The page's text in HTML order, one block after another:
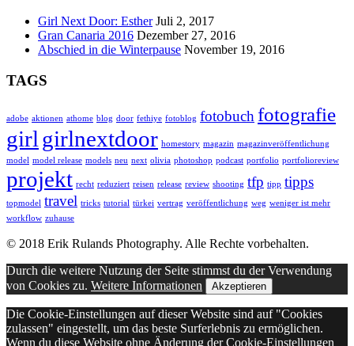
Girl Next Door: Esther Juli 2, 2017
Gran Canaria 2016 Dezember 27, 2016
Abschied in die Winterpause November 19, 2016
TAGS
adobe aktionen athome blog door fethiye fotoblog fotobuchfotografie
girlgirlnextdoor homestory magazin magazinveröffentlichung
model model release models neu next olivia photoshop podcast portfolio portfolioreview
projekt recht reduziert reisen release review shooting tfp tipp tipps
topmodel travel tricks tutorial türkei vertrag veröffentlichung weg weniger ist mehr
workflow zuhause
© 2018 Erik Rulands Photography. Alle Rechte vorbehalten.
Durch die weitere Nutzung der Seite stimmst du der Verwendung
von Cookies zu. Weitere Informationen Akzeptieren
Die Cookie-Einstellungen auf dieser Website sind auf "Cookies
zulassen" eingestellt, um das beste Surferlebnis zu ermöglichen.
Wenn du diese Website ohne Änderung der Cookie-Einstellungen